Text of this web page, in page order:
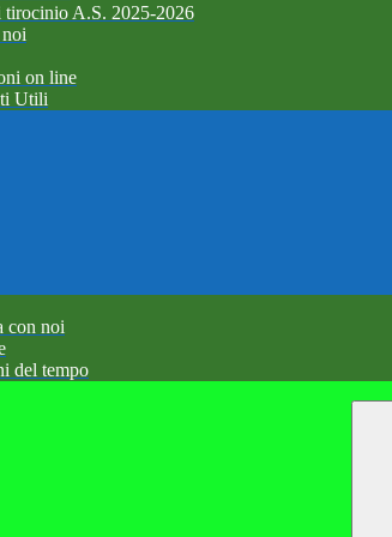
A.S. 2025-2026
on line
Utili
con noi
del tempo